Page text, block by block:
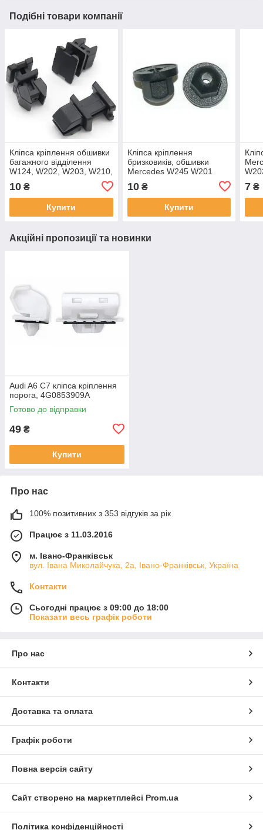
Подібні товари компанії
Кліпса кріплення обшивки
багажного відділення
W124, W202, W203, W210,
W211, W220 A1249900792
10 ₴
Купити
Кліпса кріплення
бризковиків, обшивки
Mercedes W245 W201
W202 W251 W164 W219
W210 W203 W168 W211
A0039900251
10₴
Купити
7 ₴
Акційні пропозиції та новинки
Audi A6 C7 кліпса кріплення
порога, 4G0853909A
Готово до відправки
49 ₴
Купити
Про нас
100% позитивних з 353 відгуків за рік
Працює з 11.03.2016
м. Івано-Франківськ
вул. Івана Миколайчука, 2а, Івано-Франківськ, Україна
Контакти
Сьогодні працює з 09:00 до 18:00
Показати весь графік роботи
Про нас
Контакти
Доставка та оплата
Графік роботи
Повна версія сайту
Сайт створено на маркетплейсі Prom.ua
Політика конфіденційності